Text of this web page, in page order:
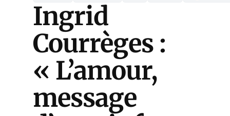
Ingrid
Courrèges :
« L’amour,
message